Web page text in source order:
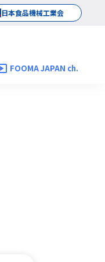
日本食品機械工業会
FOOMA JAPAN ch.